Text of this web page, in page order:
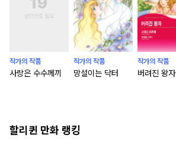
작가의 작품
사랑은 수수께끼
작가의 작품
망설이는 닥터
작가의 작품
버려진 왕자
할리퀸 만화 랭킹